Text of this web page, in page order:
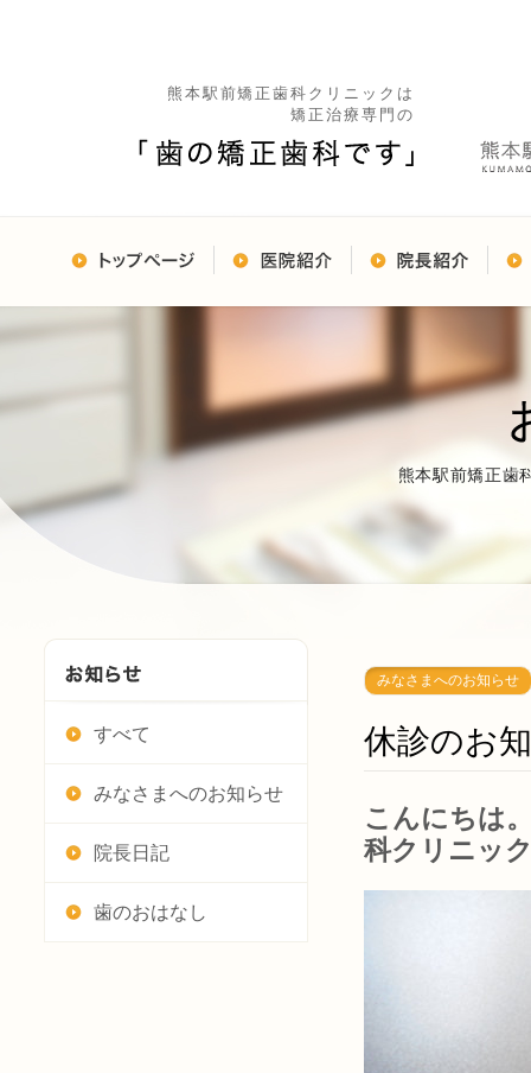
熊本駅前矯正歯科クリニックは
矯正治療専門の
熊本駅前矯正歯
すべて
みなさまへのお知らせ
院長日記
歯のおはなし
みなさまへのお知らせ
休診のお
こんにちは
科クリニッ